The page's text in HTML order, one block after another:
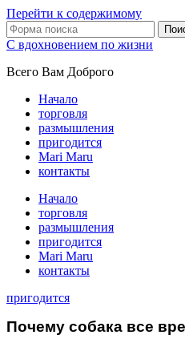
Перейти к содержимому
С вдохновением по жизни
Всего Вам Доброго
Начало
торговля
размышления
пригодится
Mari Maru
контакты
Начало
торговля
размышления
пригодится
Mari Maru
контакты
пригодится
Почему собака все